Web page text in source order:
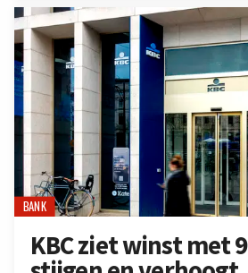
BANK
KBC ziet winst met